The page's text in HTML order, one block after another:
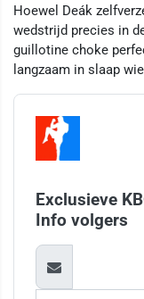
Hoewel Deák
wedstrijd precies in
guillotine choke
langzaam in slaap
Exclusieve
Info volgers